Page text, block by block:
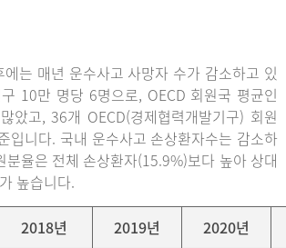
는 매년 운수사고 사망자 수가 감소하고 있
10만 명당 6명으로, OECD 회원국 평균인
았고, 36개 OECD(경제협력개발기구) 회원
입니다. 국내 운수사고 손상환자수는 감소하
분율은 전체 손상환자(15.9%)보다 높아 상대
높습니다.
2018년 2019년
2020년